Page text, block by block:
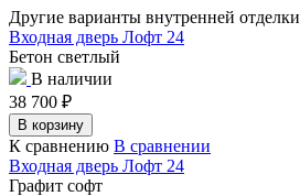
Другие варианты внутренней отделки
Входная дверь Лофт 24
Бетон светлый
В наличии
38 700 ₽
В корзину
К сравнению В сравнении
Входная дверь Лофт 24
Графит софт